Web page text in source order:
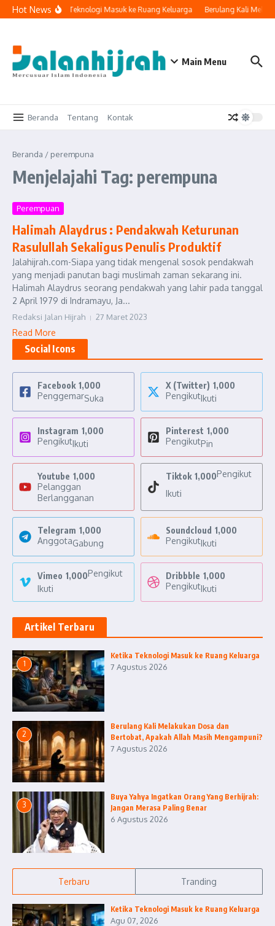
Lewati ke konten
Hot NewsKetika Teknologi Masuk ke Ruang Keluarga Berulang Kali
Main Menu
Beranda Tentang Kontak
Beranda / perempuna
Menjelajahi Tag: perempuna
Perempuan
Halimah Alaydrus : Pendakwah Keturunan
Rasulullah Sekaligus Penulis Produktif
Jalahijrah.com-Siapa yang tidak mengenal sosok pendakwah
yang menjadi panutan bagi muslimah zaman sekarang ini.
Halimah Alaydrus seorang pendakwah yang lahir pada tanggal
2 April 1979 di Indramayu, Ja...
Redaksi Jalan Hijrah 27 Maret 2023
Read More
Social Icons
Facebook 1,000
PenggemarSuka
X (Twitter) 1,000
PengikutIkuti
Instagram 1,000
PengikutIkuti
Pinterest 1,000
PengikutPin
Youtube 1,000
Pelanggan
Berlangganan
Tiktok 1,000Pengikut
Ikuti
Telegram 1,000
AnggotaGabung
Soundcloud 1,000
PengikutIkuti
Vimeo 1,000Pengikut
Ikuti
Dribbble 1,000
PengikutIkuti
Artikel Terbaru
1
Ketika Teknologi Masuk ke Ruang Keluarga
7 Agustus 2026
2
Berulang Kali Melakukan Dosa dan
Bertobat, Apakah Allah Masih Mengampuni?
7 Agustus 2026
3
Buya Yahya Ingatkan Orang Yang Berhijrah:
Jangan Merasa Paling Benar
6 Agustus 2026
Terbaru Tranding
Ketika Teknologi Masuk ke Ruang Keluarga
Agu 07, 2026